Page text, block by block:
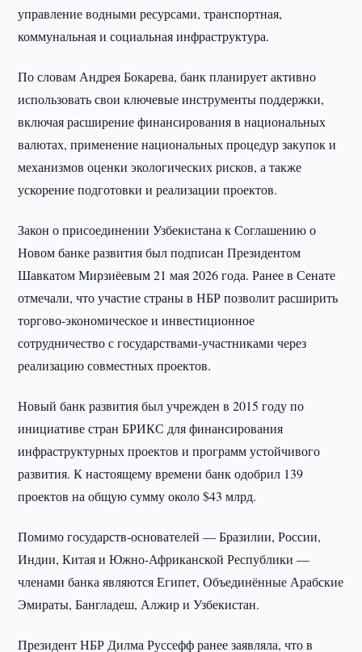
управление водными ресурсами, транспортная,
коммунальная и социальная инфраструктура.
По словам Андрея Бокарева, банк планирует активно
использовать свои ключевые инструменты поддержки,
включая расширение финансирования в национальных
валютах, применение национальных процедур закупок и
механизмов оценки экологических рисков, а также
ускорение подготовки и реализации проектов.
Закон о присоединении Узбекистана к Соглашению о
Новом банке развития был подписан Президентом
Шавкатом Мирзиёевым 21 мая 2026 года. Ранее в Сенате
отмечали, что участие страны в НБР позволит расширить
торгово-экономическое и инвестиционное
сотрудничество с государствами-участниками через
реализацию совместных проектов.
Новый банк развития был учрежден в 2015 году по
инициативе стран БРИКС для финансирования
инфраструктурных проектов и программ устойчивого
развития. К настоящему времени банк одобрил 139
проектов на общую сумму около $43 млрд.
Помимо государств-основателей — Бразилии, России,
Индии, Китая и Южно-Африканской Республики —
членами банка являются Египет, Объединённые Арабские
Эмираты, Бангладеш, Алжир и Узбекистан.
Президент НБР Дилма Руссефф ранее заявляла, что в